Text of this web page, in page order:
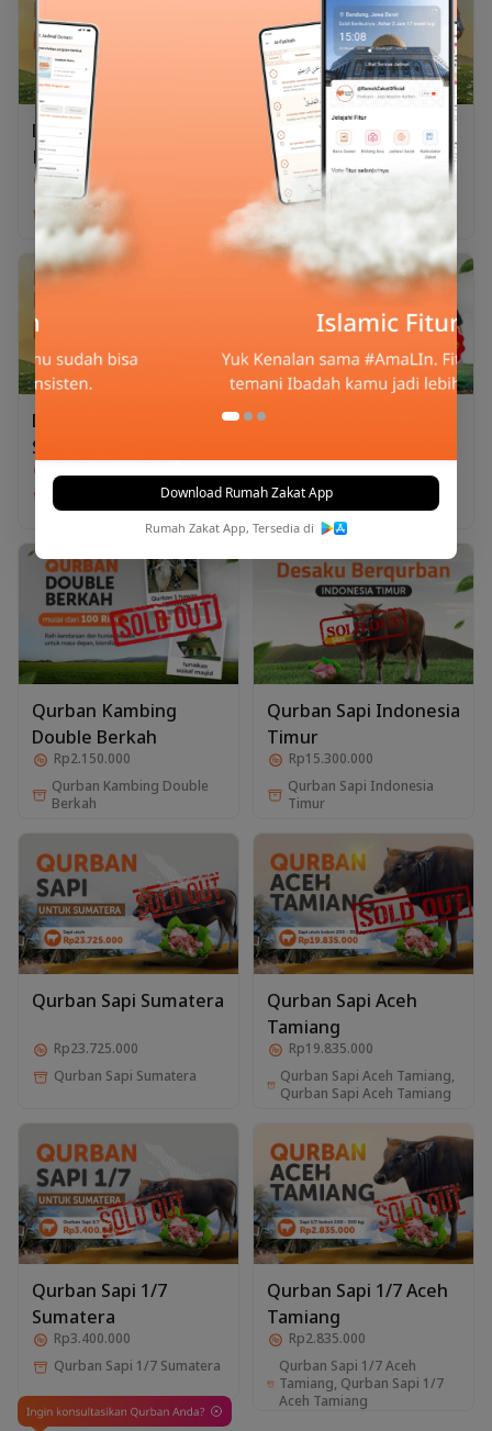
Download Rumah Zakat App
Rumah Zakat App, Tersedia di
Desaku Berqurban
Kambing
Rp1.950.000
Desaku Berqurban
Kambing
Desaku Berqurban 1/7
Sapi
Rp2.350.000
Desaku Berqurban 1/7
Desaku Berqurban
Sapi
Desaku Berqurban Sapi
Qurban Kambing Double
Kebaikan
Qurban Kambing
Double Berkah
Rp2.150.000
Qurban Kambing Double
Berkah
Qurban Sapi Indonesia
Timur
Rp15.300.000
Qurban Sapi Indonesia
Timur
Qurban Sapi Sumatera
Rp23.725.000
Qurban Sapi Sumatera
Qurban Sapi Aceh
Tamiang
Rp19.835.000
Qurban Sapi Aceh Tamiang,
Qurban Sapi Aceh Tamiang
Qurban Sapi 1/7
Sumatera
Rp3.400.000
Qurban Sapi 1/7 Sumatera
Qurban Sapi 1/7 Aceh
Tamiang
Rp2.835.000
Qurban Sapi 1/7 Aceh
Tamiang, Qurban Sapi 1/7
Aceh Tamiang